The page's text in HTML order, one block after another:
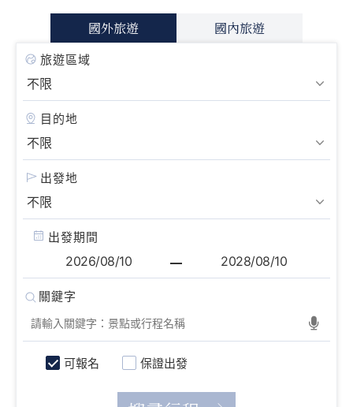
國外旅遊 國內旅遊
旅遊區域
目的地
出發地
出發期間
可報名 保證出發